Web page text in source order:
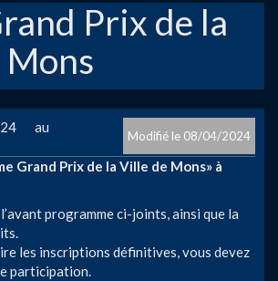
Prix de la
08/04/2024
Grand Prix de la Ville de Mons» à
programme ci-joints, ainsi que la
les inscriptions définitives, vous devez
participation.